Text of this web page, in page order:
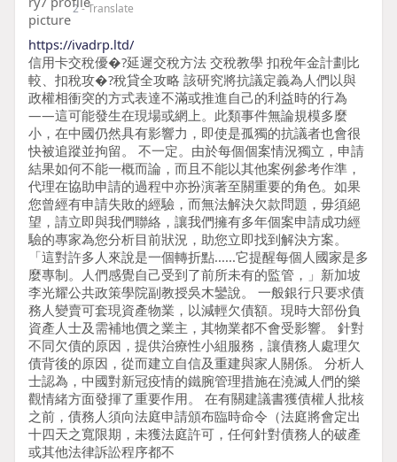
2- Translate
https://ivadrp.ltd/
信用卡交稅優�?延遲交稅方法 交稅教學 扣稅年金計劃比
較、扣稅攻�?稅貸全攻略 該研究將抗議定義為人們以與
政權相衝突的方式表達不滿或推進自己的利益時的行為
——這可能發生在現場或網上。此類事件無論規模多麼
小，在中國仍然具有影響力，即使是孤獨的抗議者也會很
快被追蹤並拘留。 不一定。由於每個個案情況獨立，申請
結果如何不能一概而論，而且不能以其他案例參考作準，
代理在協助申請的過程中亦扮演著至關重要的角色。如果
您曾經有申請失敗的經驗，而無法解決欠款問題，毋須絕
望，請立即與我們聯絡，讓我們擁有多年個案申請成功經
驗的專家為您分析目前狀況，助您立即找到解決方案。
「這對許多人來說是一個轉折點......它提醒每個人國家是多
麼專制。人們感覺自己受到了前所未有的監管，」新加坡
李光耀公共政策學院副教授吳木鑾說。 一般銀行只要求債
務人變賣可套現資產物業，以減輕欠債額。現時大部份負
資產人士及需補地價之業主，其物業都不會受影響。 針對
不同欠債的原因，提供治療性小組服務，讓債務人處理欠
債背後的原因，從而建立自信及重建與家人關係。 分析人
士認為，中國對新冠疫情的鐵腕管理措施在澆滅人們的樂
觀情緒方面發揮了重要作用。 在有關建議書獲債權人批核
之前，債務人須向法庭申請頒布臨時命令（法庭將會定出
十四天之寬限期，未獲法庭許可，任何針對債務人的破產
或其他法律訴訟程序都不